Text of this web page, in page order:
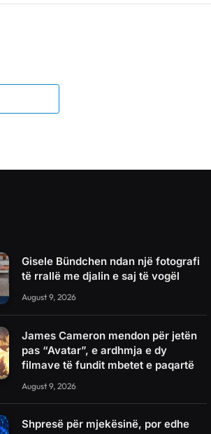
Gisele Bündchen ndan një fotografi
të rrallë me djalin e saj të vogël
August 9, 2026
James Cameron mendon për jetën
pas “Avatar”, e ardhmja e dy
filmave të fundit mbetet e paqartë
August 9, 2026
Shpresë për mjekësinë, por edhe